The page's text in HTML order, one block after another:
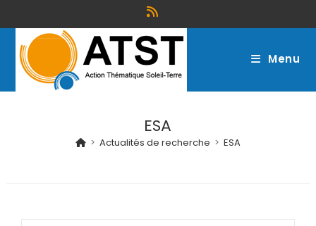
Menu
ESA
> Actualités de recherche > ESA